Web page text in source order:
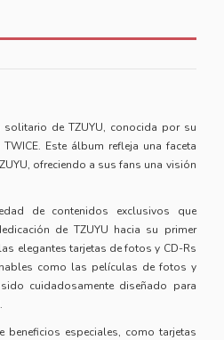
de TZUYU, conocida por su
Este álbum refleja una faceta
ofreciendo a sus fans una visión
de contenidos exclusivos que
de TZUYU hacia su primer
elegantes tarjetas de fotos y CD-Rs
como las películas de fotos y
cuidadosamente diseñado para
beneficios especiales, como tarjetas